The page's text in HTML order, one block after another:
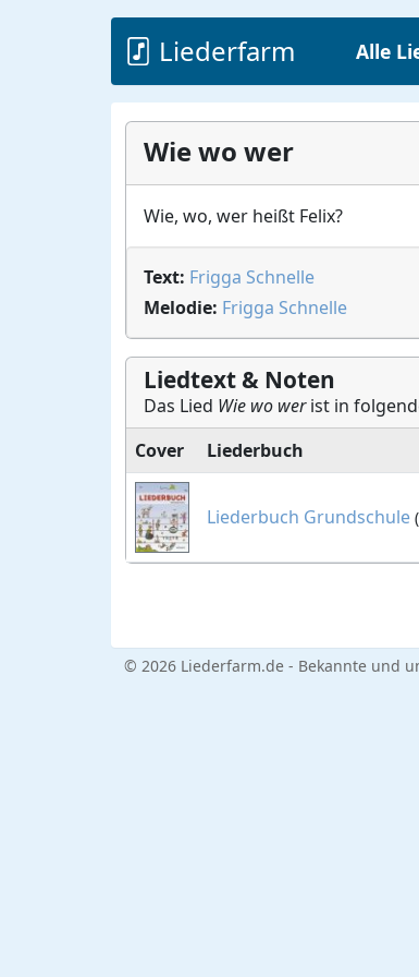
Liederfarm Alle
Wie wo wer
Wie, wo, wer heißt Felix?
Text: Frigga Schnelle
Melodie: Frigga Schnelle
Liedtext & Noten
Das Lied Wie wo werist in
Cover
Liederbuch
Liederbuch Grundschule
© 2026 Liederfarm.de - Bekannte und